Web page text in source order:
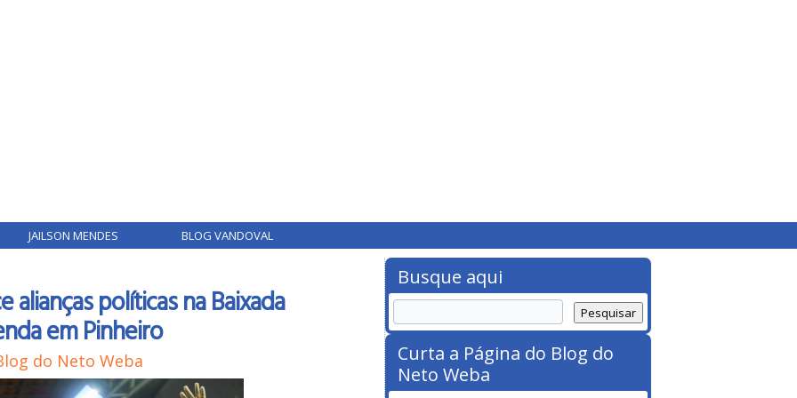
JAILSON MENDES BLOG VANDOVAL
políticas na Baixada
em Pinheiro
do Neto Weba
Busque aqui
Curta a Página do Blog do
Neto Weba